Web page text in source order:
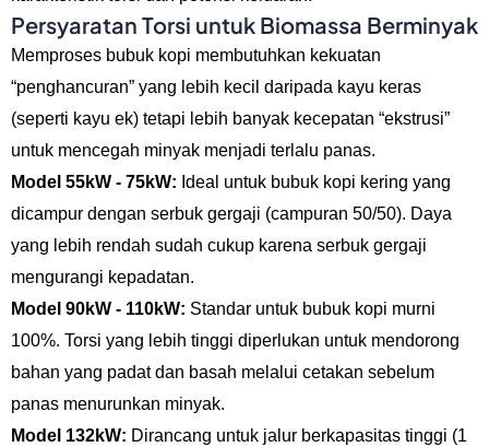
Persyaratan Torsi untuk Biomassa Berminyak
Memproses bubuk kopi membutuhkan kekuatan
“penghancuran” yang lebih kecil daripada kayu keras
(seperti kayu ek) tetapi lebih banyak kecepatan “ekstrusi”
untuk mencegah minyak menjadi terlalu panas.
Model 55kW - 75kW: Ideal untuk bubuk kopi kering yang
dicampur dengan serbuk gergaji (campuran 50/50). Daya
yang lebih rendah sudah cukup karena serbuk gergaji
mengurangi kepadatan.
Model 90kW - 110kW: Standar untuk bubuk kopi murni
100%. Torsi yang lebih tinggi diperlukan untuk mendorong
bahan yang padat dan basah melalui cetakan sebelum
panas menurunkan minyak.
Model 132kW: Dirancang untuk jalur berkapasitas tinggi (1